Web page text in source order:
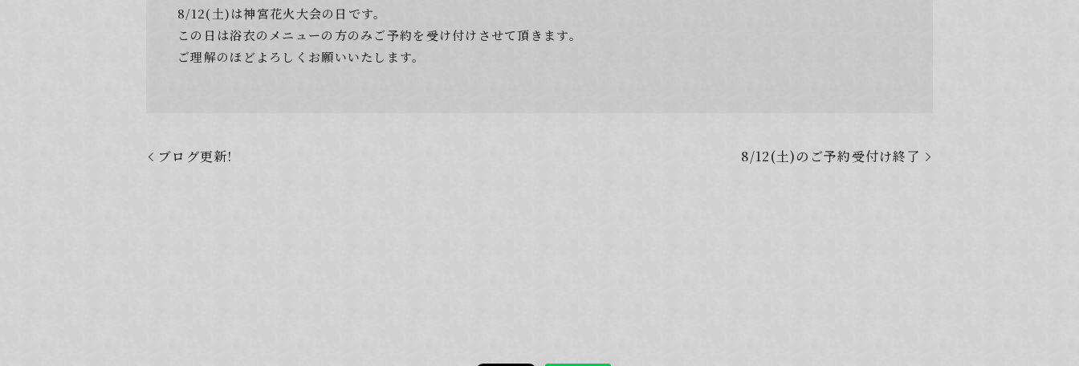
8/12(土)は神宮花火大会の日です。
この日は浴衣のメニューの方のみご予約を受け付けさせて頂きます。
ご理解のほどよろしくお願いいたします。
ブログ更新! 8/12(土)のご予約受付け終了